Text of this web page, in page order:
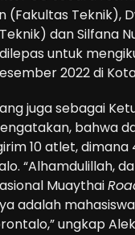
(Fakultas Teknik),
dan Silfana
untuk
2022 di
juga sebagai
bahwa
10 atlet,
“Alhamdulillah,
Muaythai
adalah
ungkap